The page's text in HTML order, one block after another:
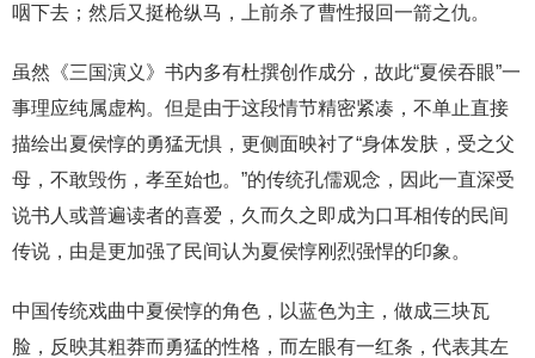
咽下去；然后又挺枪纵马，上前杀了曹性报回一箭之仇。
虽然《三国演义》书内多有杜撰创作成分，故此“夏侯吞眼”一
事理应纯属虚构。但是由于这段情节精密紧凑，不单止直接
描绘出夏侯惇的勇猛无惧，更侧面映衬了“身体发肤，受之父
母，不敢毁伤，孝至始也。”的传统孔儒观念，因此一直深受
说书人或普遍读者的喜爱，久而久之即成为口耳相传的民间
传说，由是更加强了民间认为夏侯惇刚烈强悍的印象。
中国传统戏曲中夏侯惇的角色，以蓝色为主，做成三块瓦
脸，反映其粗莽而勇猛的性格，而左眼有一红条，代表其左